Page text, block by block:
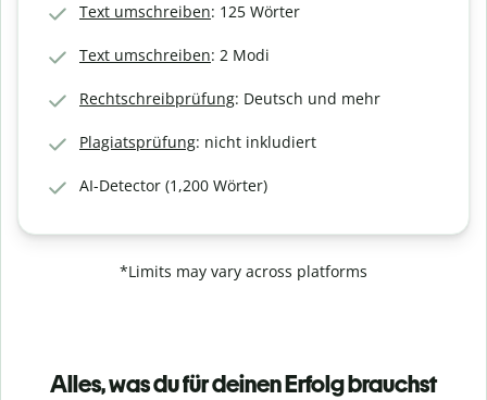
Text umschreiben: 125 Wörter
Text umschreiben: 2 Modi
Rechtschreibprüfung: Deutsch und mehr
Plagiatsprüfung: nicht inkludiert
AI-Detector (1,200 Wörter)
*Limits may vary across platforms
Alles, was du für deinen Erfolg brauchst